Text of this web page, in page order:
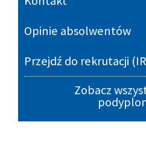
Opinie absolwentów
Przejdź do rekrutacji
Zobacz